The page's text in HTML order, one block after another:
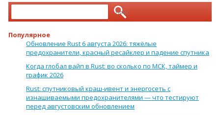
Найти:
Популярное
Обновление Rust 6 августа 2026: тяжёлые
предохранители, красный ресайклер и падение спутника
Когда глобал вайп в Rust: во сколько по МСК, таймер и
график 2026
Rust: спутниковый краш-ивент и энергосеть с
изнашиваемыми предохранителями — что тестируют
перед августовским обновлением